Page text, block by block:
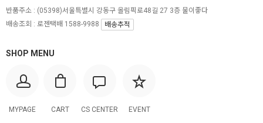
SHOP MENU
MYPAGE CART CS CENTER EVENT
반품주소 : (05398)서울특별시 강동구 올림픽로48길 27 3층 물이좋다
배송조회 : 로젠택배 1588-9988
배송추적